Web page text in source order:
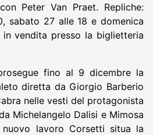
Peter Van Praet. Repliche:
sabato 27 alle 18 e domenica
vendita presso la biglietteria
fino al 9 dicembre la
diretta da Giorgio Barberio
nelle vesti del protagonista
Michelangelo Dalisi e Mimosa
nuovo lavoro Corsetti situa la